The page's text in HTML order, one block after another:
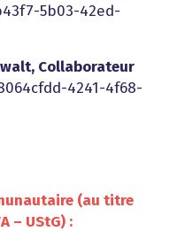
5b03-42ed-
Collaborateur
4241-4f68-
(au titre
– UStG) :